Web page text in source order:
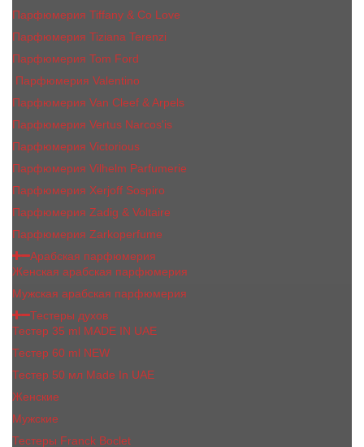
Парфюмерия Tiffany & Co Love
Парфюмерия Tiziana Terenzi
Парфюмерия Tom Ford
Парфюмерия Valentino
Парфюмерия Van Cleef & Arpels
Парфюмерия Vertus Narcos'is
Парфюмерия Victorious
Парфюмерия Vilhelm Parfumerie
Парфюмерия Xerjoff Sospiro
Парфюмерия Zadig & Voltaire
Парфюмерия Zarkoperfume
Арабская парфюмерия
Женская арабская парфюмерия
Мужская арабская парфюмерия
Тестеры духов
Тестер 35 ml MADE IN UAE
Тестер 60 ml NEW
Тестер 50 мл Made In UAE
Женские
Мужские
Тестеры Franck Boclet